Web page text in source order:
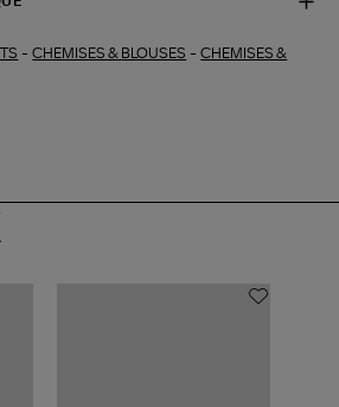
-CHEMISES & BLOUSES -CHEMISES &